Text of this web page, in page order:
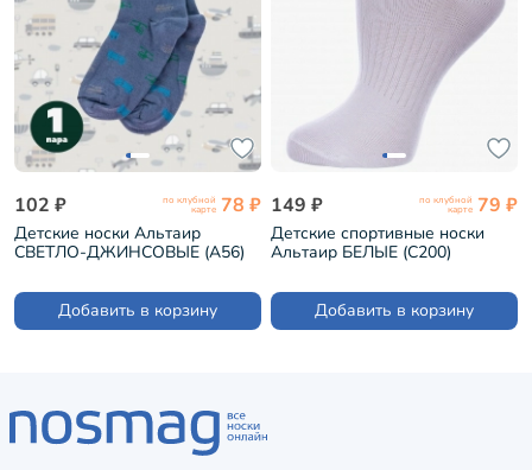
102 ₽ по клубной
карте 78 ₽
Детские носки Альтаир
СВЕТЛО-ДЖИНСОВЫЕ (А56)
Добавить в корзину
149 ₽ по клубной
карте 79 ₽
Детские спортивные носки
Альтаир БЕЛЫЕ (С200)
Добавить в корзину